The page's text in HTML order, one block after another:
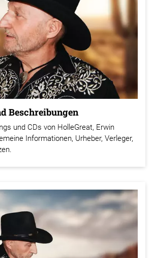
Beschreibungen
und CDs von HolleGreat, Erwin
Informationen, Urheber, Verleger,